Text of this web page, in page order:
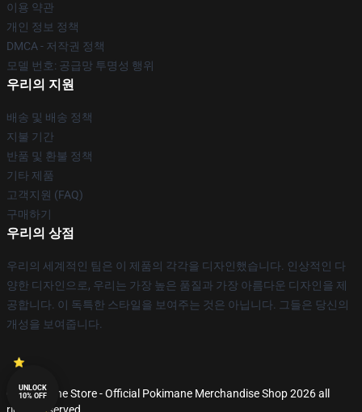
이용 약관
개인 정보 정책
DMCA - 저작권 정책
모델 번호: 공급망 투명성 행위
우리의 지원
배송 및 배송 정책
지불 기간
반품 및 환불 정책
기타 제품
고객지원 (FAQ)
구매하기
우리의 상점
우리의 세계적인 팀은 이 제품의 각각을 디자인했습니다. 인상적인 다
양한 디자인으로, 우리는 가장 높은 품질과 가장 아름다운 디자인을 제
공합니다. 이 독특한 스타일을 보여주는 것은 아닙니다. 그들은 당신의
개성을 보여줍니다.
© Pokimane Store - Official Pokimane Merchandise Shop 2026 all
UNLOCK
10% OFF